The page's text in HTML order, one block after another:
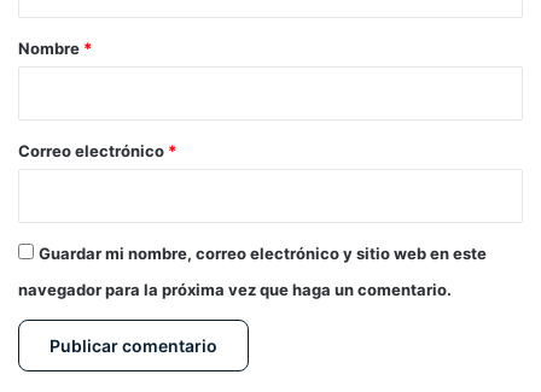
r
*
Nombre *
Correo electrónico *
Guardar mi nombre, correo electrónico y sitio web en este
navegador para la próxima vez que haga un comentario.